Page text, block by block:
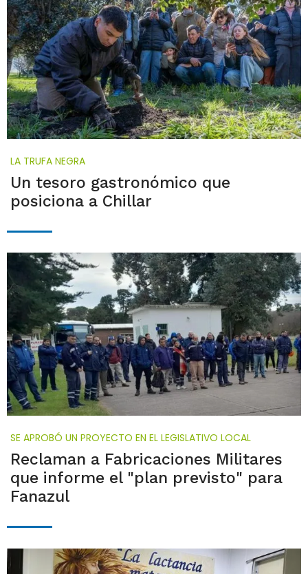
LA TRUFA NEGRA
Un tesoro gastronómico que
posiciona a Chillar
SE APROBÓ UN PROYECTO EN EL LEGISLATIVO LOCAL
Reclaman a Fabricaciones Militares
que informe el "plan previsto" para
Fanazul